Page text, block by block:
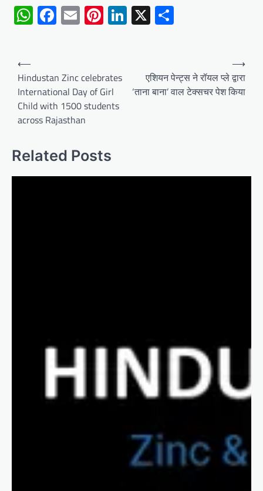
WhatsApp
Facebook
EmailPinterest
LinkedIn
X
Post
navigation
⟵
Hindustan Zinc celebrates
International Day of Girl
Child with 1500 students
across Rajasthan
एशियन पेन्ट्स ने रॉयल प्ले द्वारा
‘ताना बाना’ वाल टेक्सचर पेश किया
⟶
Related Posts